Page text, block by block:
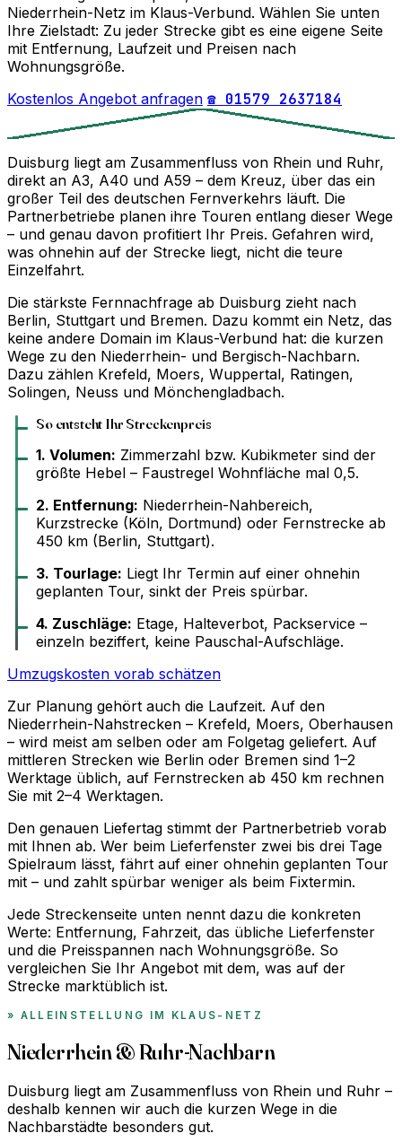
Niederrhein-Netz im Klaus-Verbund. Wählen Sie unten
Ihre Zielstadt: Zu jeder Strecke gibt es eine eigene Seite
mit Entfernung, Laufzeit und Preisen nach
Wohnungsgröße.
Kostenlos Angebot anfragen ☎ 01579 2637184
Duisburg liegt am Zusammenfluss von Rhein und Ruhr,
direkt an A3, A40 und A59 – dem Kreuz, über das ein
großer Teil des deutschen Fernverkehrs läuft. Die
Partnerbetriebe planen ihre Touren entlang dieser Wege
– und genau davon profitiert Ihr Preis. Gefahren wird,
was ohnehin auf der Strecke liegt, nicht die teure
Einzelfahrt.
Die stärkste Fernnachfrage ab Duisburg zieht nach
Berlin, Stuttgart und Bremen. Dazu kommt ein Netz, das
keine andere Domain im Klaus-Verbund hat: die kurzen
Wege zu den Niederrhein- und Bergisch-Nachbarn.
Dazu zählen Krefeld, Moers, Wuppertal, Ratingen,
Solingen, Neuss und Mönchengladbach.
So entsteht Ihr Streckenpreis
1. Volumen: Zimmerzahl bzw. Kubikmeter sind der
größte Hebel – Faustregel Wohnfläche mal 0,5.
2. Entfernung: Niederrhein-Nahbereich,
Kurzstrecke (Köln, Dortmund) oder Fernstrecke ab
450 km (Berlin, Stuttgart).
3. Tourlage: Liegt Ihr Termin auf einer ohnehin
geplanten Tour, sinkt der Preis spürbar.
4. Zuschläge: Etage, Halteverbot, Packservice –
einzeln beziffert, keine Pauschal-Aufschläge.
Umzugskosten vorab schätzen
Zur Planung gehört auch die Laufzeit. Auf den
Niederrhein-Nahstrecken – Krefeld, Moers, Oberhausen
– wird meist am selben oder am Folgetag geliefert. Auf
mittleren Strecken wie Berlin oder Bremen sind 1–2
Werktage üblich, auf Fernstrecken ab 450 km rechnen
Sie mit 2–4 Werktagen.
Den genauen Liefertag stimmt der Partnerbetrieb vorab
mit Ihnen ab. Wer beim Lieferfenster zwei bis drei Tage
Spielraum lässt, fährt auf einer ohnehin geplanten Tour
mit – und zahlt spürbar weniger als beim Fixtermin.
Jede Streckenseite unten nennt dazu die konkreten
Werte: Entfernung, Fahrzeit, das übliche Lieferfenster
und die Preisspannen nach Wohnungsgröße. So
vergleichen Sie Ihr Angebot mit dem, was auf der
Strecke marktüblich ist.
ALLEINSTELLUNG IM KLAUS-NETZ
Niederrhein & Ruhr-Nachbarn
Duisburg liegt am Zusammenfluss von Rhein und Ruhr –
deshalb kennen wir auch die kurzen Wege in die
Nachbarstädte besonders gut.